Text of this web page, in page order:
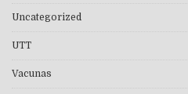
Uncategorized
UTT
Vacunas